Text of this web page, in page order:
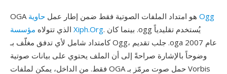
OGA هو امتداد الملفات الصوتية فقط ضمن إطار عمل حاوية Ogg
الذي تتولاه مؤسسة Xiph.Org. بينما كان .ogg يُستخدم تقليدياً
كامتداد شامل لأي تدفق مغلّف بـ Ogg، جلب تقديم .oga عام 2007
وضوحاً بالإشارة صراحةً إلى أن الملف يحتوي على بيانات صوتية
فقط. من الداخل، يمكن لملفات OGA حمل صوت مرمّز بـ Vorbis